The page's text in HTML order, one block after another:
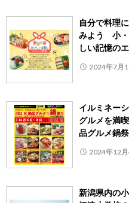
自分で料理
みよう 小・
しい記憶の
2024年7月
イルミネー
グルメを満
品グルメ鍋
2024年12月
新潟県内の